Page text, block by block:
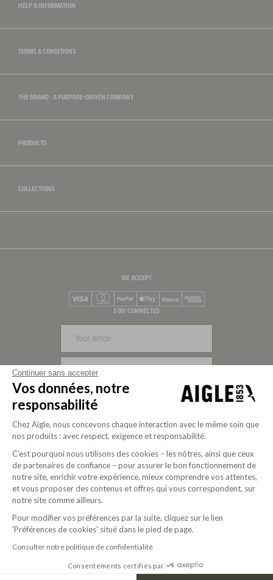
HELP & INFORMATION
TERMS & CONDITIONS
THE BRAND : A PURPOSE-DRIVEN COMPANY
PRODUCTS
COLLECTIONS
WE ACCEPT
Mastercard
PayPalApple Pay
STAY CONNECTED
© 2026 Aigle
Purpose-driven company since 2020
Continuer sans accepter
Vos données, notre
responsabilité
Chez Aigle, nous concevons chaque interaction avec le même soin que
nos produits : avec respect, exigence et responsabilité.
C’est pourquoi nous utilisons des cookies – les nôtres, ainsi que ceux
de partenaires de confiance – pour assurer le bon fonctionnement de
notre site, enrichir votre expérience, mieux comprendre vos attentes,
et vous proposer des contenus et offres qui vous correspondent, sur
notre site comme ailleurs.
Pour modifier vos préférences par la suite, cliquez sur le lien
'Préférences de cookies' situé dans le pied de page.
Consulter notre politique de confidentialité
Consentements certifiés par